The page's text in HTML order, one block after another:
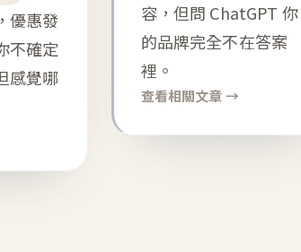
優惠發
不確定
感覺哪
容，但問 ChatGPT 你
的品牌完全不在答案
裡。
查看相關文章 →